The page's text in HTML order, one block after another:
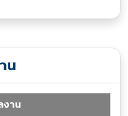
น
งาน